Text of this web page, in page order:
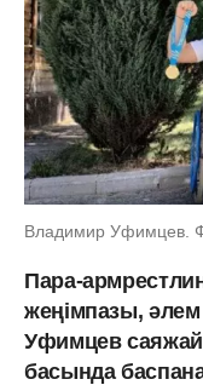
Владимир Уфимцев.
Пара-
жеңімпазы,
Уфимцев саяжай
басында